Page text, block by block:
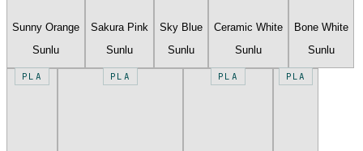
Sunny Orange
Sunlu
Sakura Pink
Sunlu
Sky Blue
Sunlu
Ceramic White
Sunlu
Bone White
Sunlu
PLA PLA PLA PLA